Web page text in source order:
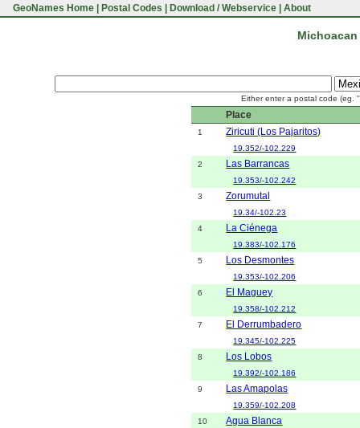
GeoNames Home Postal Codes Download / Webservice About
Either enter a postal code (eg.
Place
1 Ziricuti (Los Pajaritos)
19.352/-102.229
2
Las Barrancas
19.353/-102.242
3
Zorumutal
19.34/-102.23
4
La Ciénega
19.383/-102.176
5
Los Desmontes
19.353/-102.206
6
El Maguey
19.358/-102.212
7
El Derrumbadero
19.345/-102.225
8
Los Lobos
19.392/-102.186
9
Las Amapolas
19.359/-102.208
10
Agua Blanca